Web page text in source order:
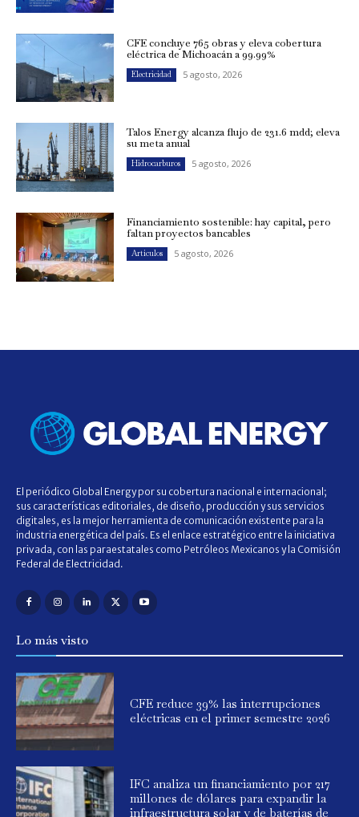
CFE concluye 765 obras y eleva cobertura
eléctrica de Michoacán a 99.99%
Electricidad 5 agosto, 2026
Talos Energy alcanza flujo de 231.6 mdd; eleva
su meta anual
Hidrocarburos 5 agosto, 2026
Financiamiento sostenible: hay capital, pero
faltan proyectos bancables
Artículos 5 agosto, 2026
El periódico Global Energy por su cobertura nacional e internacional;
sus características editoriales, de diseño, producción y sus servicios
digitales, es la mejor herramienta de comunicación existente para la
industria energética del país. Es el enlace estratégico entre la iniciativa
privada, con las paraestatales como Petróleos Mexicanos y la Comisión
Federal de Electricidad.
Lo más visto
CFE reduce 39% las interrupciones
eléctricas en el primer semestre 2026
IFC analiza un financiamiento por 217
millones de dólares para expandir la
infraestructura solar y de baterías de